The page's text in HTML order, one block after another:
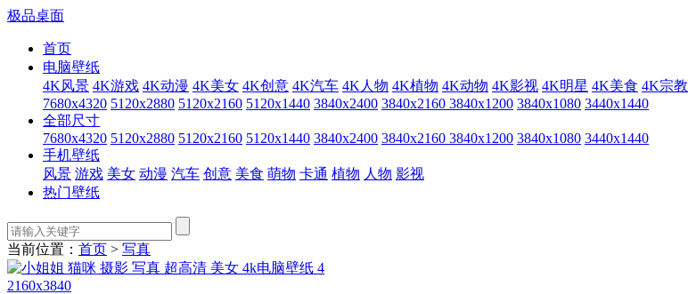
极品桌面
首页
电脑壁纸
4K风景 4K游戏 4K动漫 4K美女 4K创意 4K汽车 4K人物 4K植物 4K动物 4K影视 4K明星 4K美食 4K宗教
7680x4320 5120x2880 5120x2160 5120x1440 3840x2400 3840x2160 3840x1200 3840x1080 3440x1440
全部尺寸
7680x4320 5120x2880 5120x2160 5120x1440 3840x2400 3840x2160 3840x1200 3840x1080 3440x1440
手机壁纸
风景 游戏 美女 动漫 汽车 创意 美食 萌物 卡通 植物 人物 影视
热门壁纸
当前位置： 首页 > 写真
2160x3840